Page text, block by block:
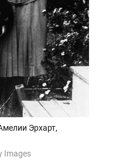
Эрхарт,
Images